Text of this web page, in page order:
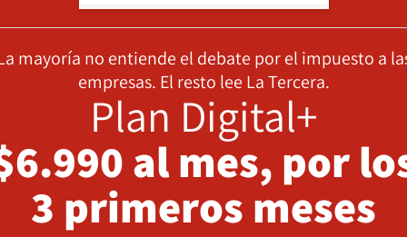
mayoría no entiende el debate por el impuesto a
empresas. El resto lee La Tercera.
Plan Digital+
al mes, por
3 primeros meses